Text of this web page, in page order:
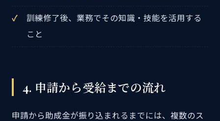
訓練修了後、業務でその知識・技能を活用する
こと
4. 申請から受給までの流れ
申請から助成金が振り込まれるまでには、複数のス